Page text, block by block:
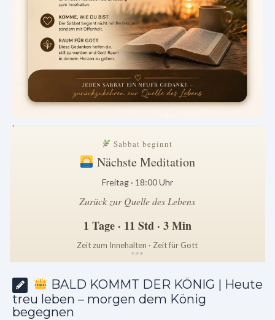
.
Sabbat beginnt
Nächste Meditation
Freitag · 18:00 Uhr
Zurück zur Quelle des Lebens
1 Tage · 11 Std · 3 Min
Zeit zum Innehalten · Zeit für Gott
***
BALD KOMMT DER KÖNIG | Heute
treu leben – morgen dem König
begegnen